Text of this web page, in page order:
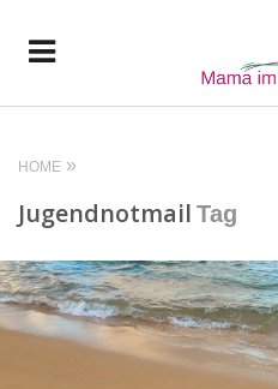
HOME
Jugendnotmail Tag